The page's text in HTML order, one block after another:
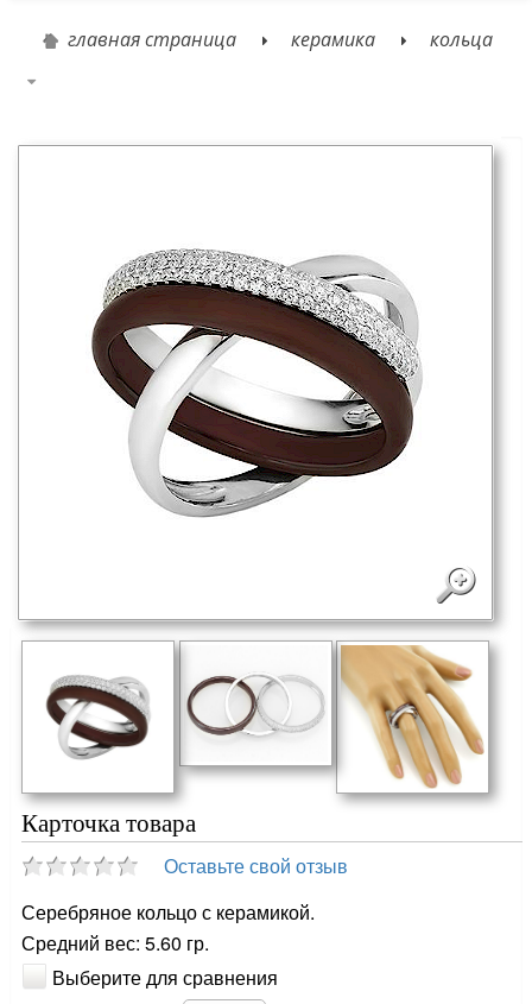
главная страница керамика кольца
Карточка товара
Оставьте свой отзыв
Серебряное кольцо с керамикой.
Средний вес: 5.60 гр.
Выберите для сравнения